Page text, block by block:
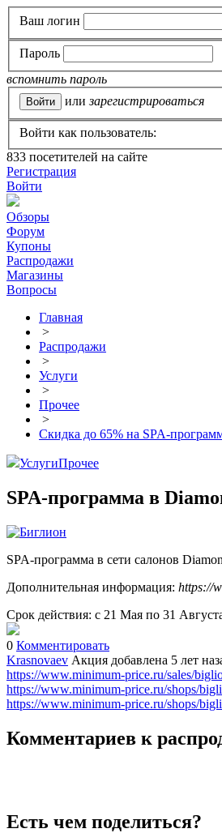
Ваш логин
Пароль
вспомнить пароль
или зарегистрироваться
Войти как пользователь:
833 посетителей на сайте
Регистрация
Войти
Обзоры
Форум
Купоны
Распродажи
Магазины
Вопросы
Главная
>
Распродажи
>
Услуги
>
Прочее
>
Скидка до 65% на SPA-
УслугиПрочее
SPA-программа в
SPA-программа в сети салонов
Дополнительная информация: https://
Срок действия: с 21 Мая по 31
0 Комментировать
Krasnovaev Акция добавлена 5 лет
https://www.minimum-price.ru/sales/
https://www.minimum-price.ru/shops/
https://www.minimum-price.ru/shops/
Комментариев к
Есть чем поделиться?